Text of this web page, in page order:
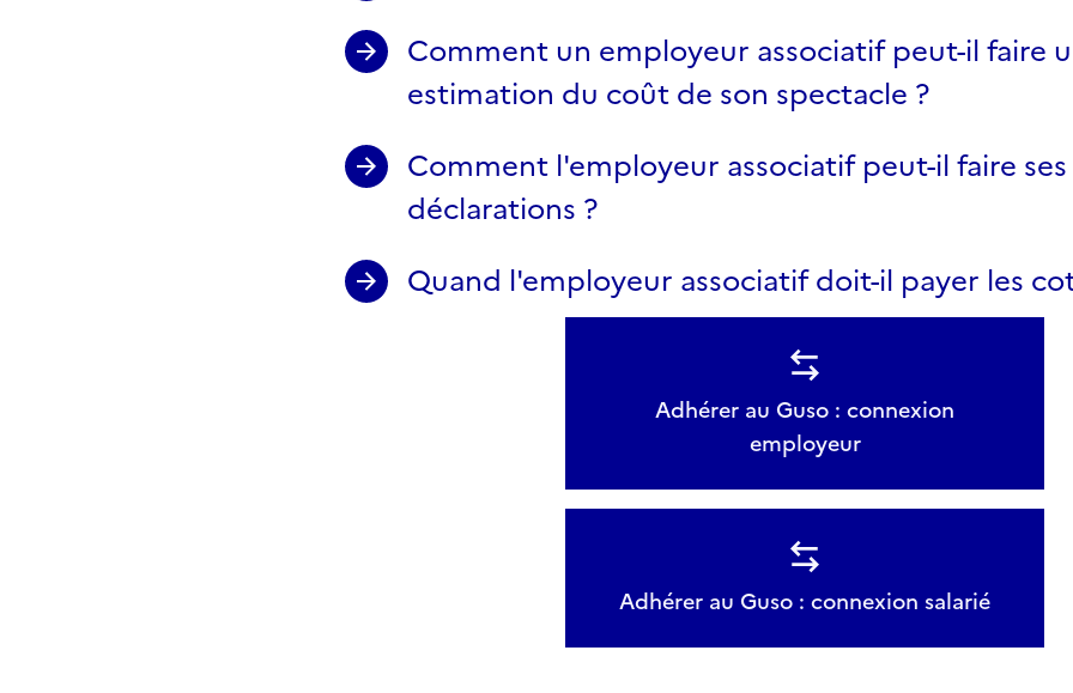
Comment un employeur associatif peut-il faire
estimation du coût de son spectacle ?
Comment l'employeur associatif peut-il faire ses
déclarations ?
Quand l'employeur associatif doit-il payer les
Adhérer au Guso : connexion
employeur
Adhérer au Guso : connexion salarié